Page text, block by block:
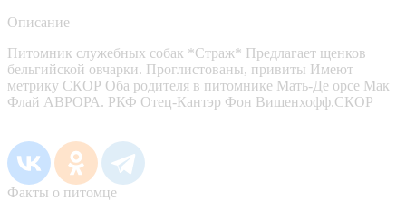
Описание
Питомник служебных собак *Страж* Предлагает щенков
бельгийской овчарки. Проглистованы, привиты Имеют
метрику СКОР Оба родителя в питомнике Мать-Де орсе Мак
Флай АВРОРА. РКФ Отец-Кантэр Фон Вишенхофф.СКОР
Факты о питомце